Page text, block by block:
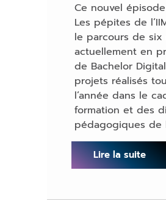
Ce nouvel
Les pépites de
le parcours de six
actuellement en
de Bachelor
projets réalisés
l’année dans le
formation et des
pédagogiques de
Lire la suite